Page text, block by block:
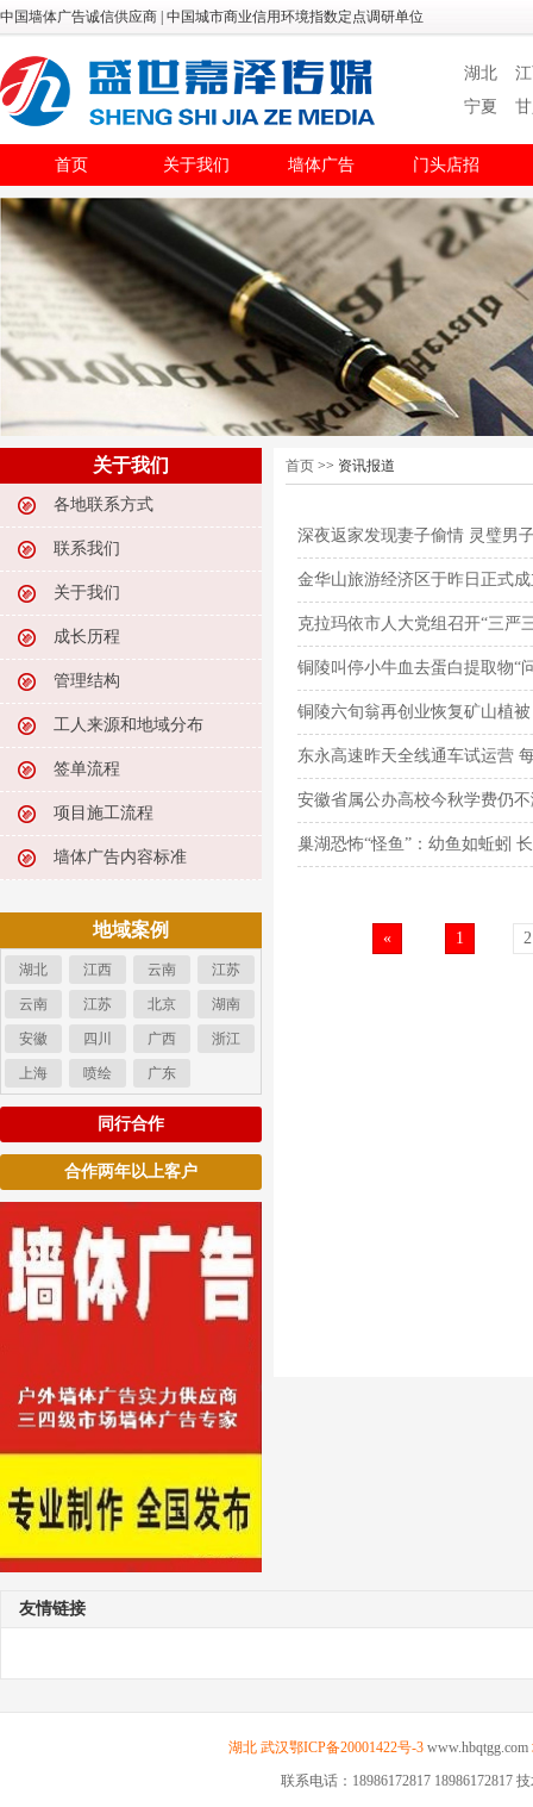
中国墙体广告诚信供应商 | 中国城市商业信用环境指数定点调研单位
湖北
宁夏
首页 关于我们 墙体广告 门头店招
关于我们
各地联系方式
联系我们
关于我们
成长历程
管理结构
工人来源和地域分布
签单流程
项目施工流程
墙体广告内容标准
地域案例
湖北 江西 云南 江苏
云南 江苏 北京 湖南
安徽 四川 广西 浙江
上海 喷绘 广东
同行合作
合作两年以上客户
首页 >> 资讯报道
深夜返家发现妻子偷情 灵璧男
金华山旅游经济区于昨日正式
克拉玛依市人大党组召开“三严
铜陵叫停小牛血去蛋白提取物“
铜陵六旬翁再创业恢复矿山植
东永高速昨天全线通车试运营
安徽省属公办高校今秋学费仍
巢湖恐怖“怪鱼”：幼鱼如蚯蚓
« 1 2
友情链接
湖北 武汉鄂ICP备20001422号-3www.hbqtgg.com
联系电话：18986172817 18986172817